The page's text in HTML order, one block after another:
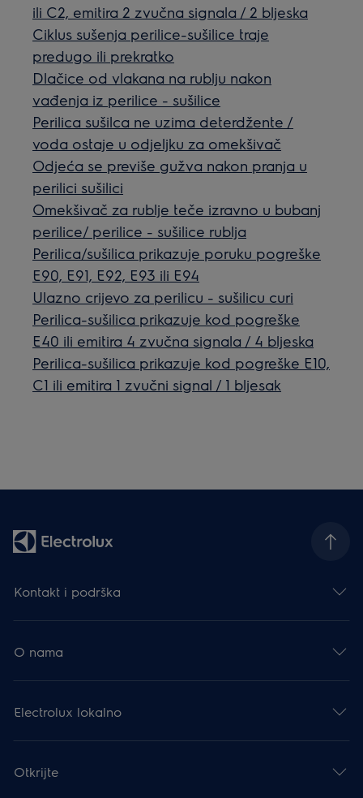
ili C2, emitira 2 zvučna signala / 2 bljeska
Ciklus sušenja perilice-sušilice traje
predugo ili prekratko
Dlačice od vlakana na rublju nakon
vađenja iz perilice - sušilice
Perilica sušilca ne uzima deterdžente /
voda ostaje u odjeljku za omekšivač
Odjeća se previše gužva nakon pranja u
perilici sušilici
Omekšivač za rublje teče izravno u bubanj
perilice/ perilice - sušilice rublja
Perilica/sušilica prikazuje poruku pogreške
E90, E91, E92, E93 ili E94
Ulazno crijevo za perilicu - sušilicu curi
Perilica-sušilica prikazuje kod pogreške
E40 ili emitira 4 zvučna signala / 4 bljeska
Perilica-sušilica prikazuje kod pogreške E10,
C1 ili emitira 1 zvučni signal / 1 bljesak
Kontakt i podrška
O nama
Electrolux lokalno
Otkrijte